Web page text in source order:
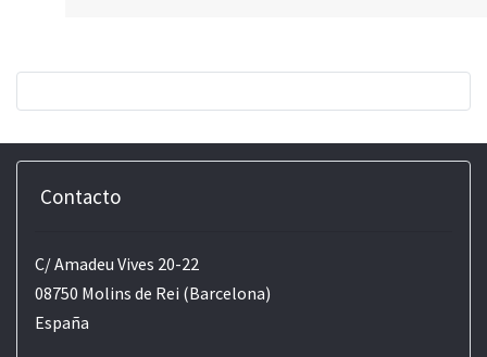
Contacto
C/ Amadeu Vives 20-22
08750 Molins de Rei (Barcelona)
España